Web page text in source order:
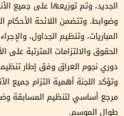
الجديد، وتم توزيعها على جميع
وضوابط. وتتضمن اللائحة الأحكام
المباريات، وتنظيم الجداول،
الحقوق والالتزامات المترتبة
دوري نجوم العراق وفق إطار
وتؤكد اللجنة أهمية التزام جميع
مرجع أساسي لتنظيم المسابقة
طوال الموسم.